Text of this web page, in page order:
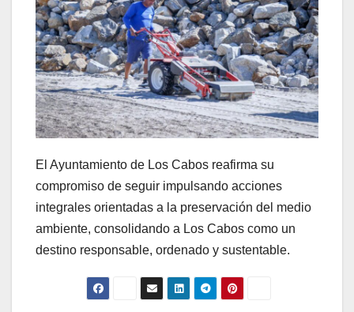
El Ayuntamiento de Los Cabos reafirma su
compromiso de seguir impulsando acciones
integrales orientadas a la preservación del medio
ambiente, consolidando a Los Cabos como un
destino responsable, ordenado y sustentable.